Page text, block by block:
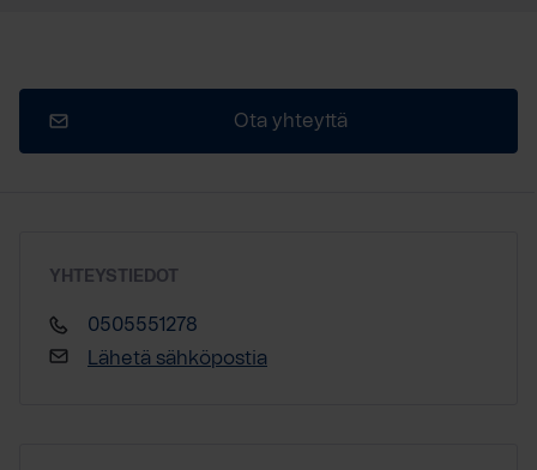
Ota yhteyttä
YHTEYSTIEDOT
0505551278
Lähetä sähköpostia